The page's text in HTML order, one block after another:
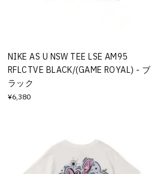
NIKE AS U NSW TEE LSE AM95
RFLCTVE BLACK/(GAME ROYAL) - ブ
ラック
¥6,380